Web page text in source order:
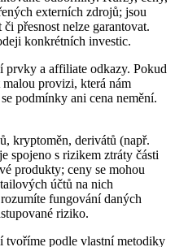
externích zdrojů; jsou
přesnost nelze garantovat.
konkrétních investic.
prvky a affiliate odkazy. Pokud
provizi, která nám
podmínky ani cena nemění.
kryptoměn, derivátů (např.
spojeno s rizikem ztráty části
produkty; ceny se mohou
účtů na nich
fungování daných
riziko.
tvoříme podle vlastní metodiky